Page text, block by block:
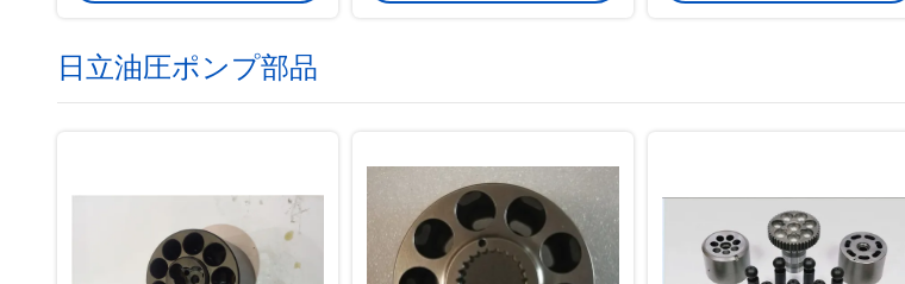
日立油圧ポンプ部品